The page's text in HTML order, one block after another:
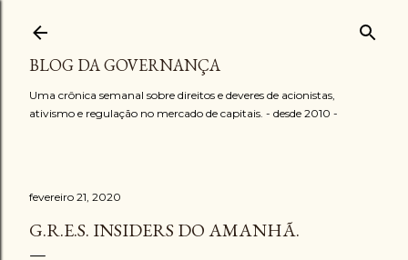
BLOG DA GOVERNANÇA
Uma crônica semanal sobre direitos e deveres de acionistas,
ativismo e regulação no mercado de capitais. - desde 2010 -
fevereiro 21, 2020
G.R.E.S. INSIDERS DO AMANHÃ.